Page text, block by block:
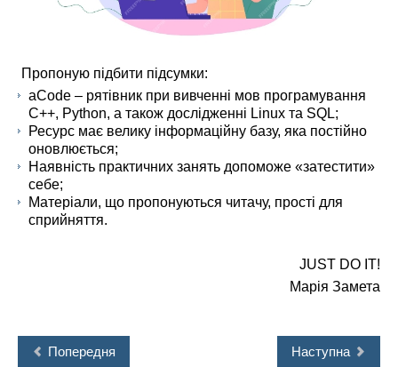
Пропоную підбити підсумки:
aCode – рятівник при вивченні мов програмування
C++, Python, а також дослідженні Linux та SQL;
Ресурс має велику інформаційну базу, яка постійно
оновлюється;
Наявність практичних занять допоможе «затестити»
себе;
Матеріали, що пропонуються читачу, прості для
сприйняття.
JUST DO IT!
Марія Замета
Попередня Наступна